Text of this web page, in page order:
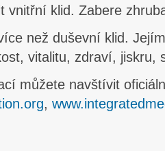
vnitřní klid. Zabere
než duševní klid.
vitalitu, zdraví, jiskru,
můžete navštívit
,